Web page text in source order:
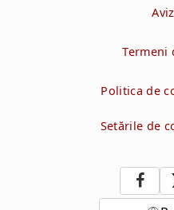
Termeni
Politica de
Setările de